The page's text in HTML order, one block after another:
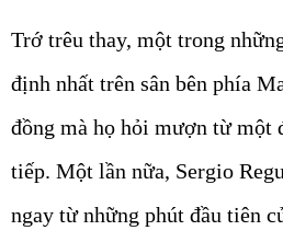
Trớ trêu thay, một trong
định nhất trên sân bên phía
đồng mà họ hỏi mượn từ một
tiếp. Một lần nữa, Sergio
ngay từ những phút đầu tiên